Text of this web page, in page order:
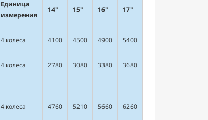
Единица
измерения
14" 15" 16" 17"
4 колеса 4100 4500 4900 5400
4 колеса 2780 3080 3380 3680
4 колеса 4760 5210 5660 6260